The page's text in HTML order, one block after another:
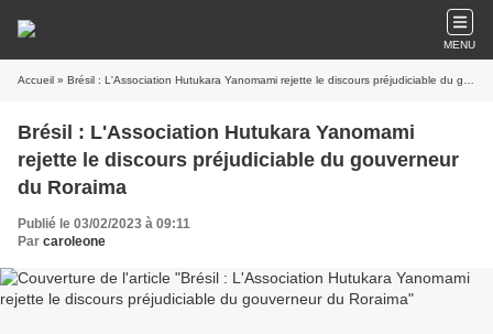
MENU
Accueil » Brésil : L'Association Hutukara Yanomami rejette le discours préjudiciable du gouverneur du Roraima
Brésil : L'Association Hutukara Yanomami
rejette le discours préjudiciable du gouverneur
du Roraima
Publié le 03/02/2023 à 09:11
Par caroleone